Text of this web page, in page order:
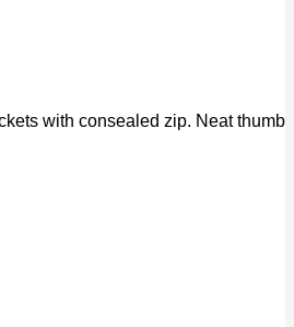
with consealed zip. Neat thumb